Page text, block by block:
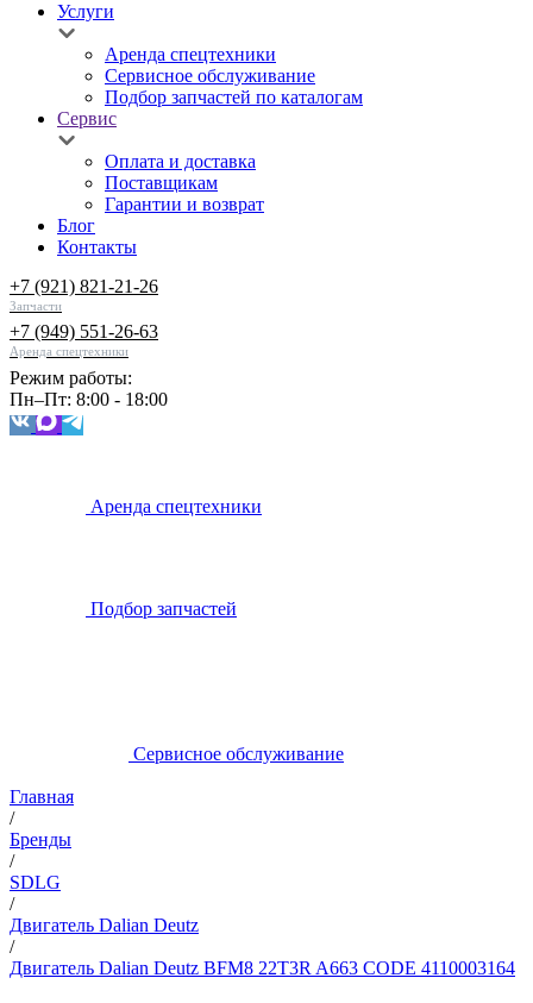
Услуги
Аренда спецтехники
Сервисное обслуживание
Подбор запчастей по каталогам
Сервис
Оплата и доставка
Поставщикам
Гарантии и возврат
Блог
Контакты
+7 (921) 821-21-26
Запчасти
+7 (949) 551-26-63
Аренда спецтехники
Режим работы:
Пн–Пт: 8:00 - 18:00
Аренда спецтехники
Подбор запчастей
Сервисное обслуживание
Главная
/
Бренды
/
SDLG
/
Двигатель Dalian Deutz
/
Двигатель Dalian Deutz BFM8 22T3R A663 CODE 4110003164